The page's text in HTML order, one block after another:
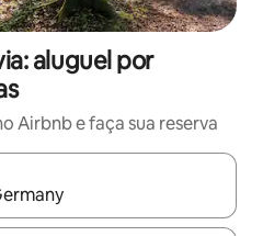
aluguel por
Airbnb e faça sua reserva
disponíveis, explore-os